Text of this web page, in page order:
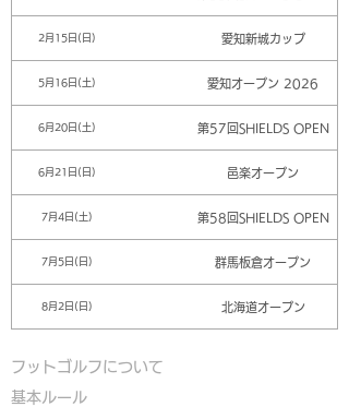
2月15日(日) 愛知新城カップ
5月16日(土) 愛知オープン 2026
6月20日(土) 第57回SHIELDS OPEN
6月21日(日) 邑楽オープン
7月4日(土) 第58回SHIELDS OPEN
7月5日(日) 群馬板倉オープン
8月2日(日) 北海道オープン
フットゴルフについて
基本ルール